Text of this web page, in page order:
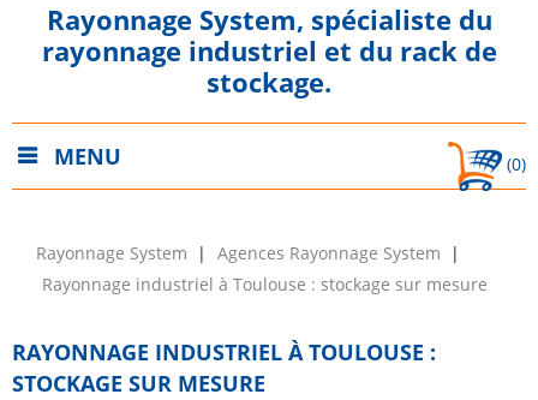
Rayonnage System, spécialiste du
rayonnage industriel et du rack de
stockage.
MENU (0)
Rayonnage System
Agences Rayonnage System
Rayonnage industriel à Toulouse : stockage sur mesure
RAYONNAGE INDUSTRIEL À TOULOUSE :
STOCKAGE SUR MESURE